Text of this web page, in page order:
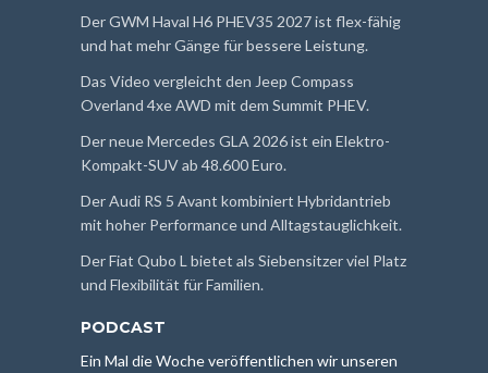
Der GWM Haval H6 PHEV35 2027 ist flex-fähig
und hat mehr Gänge für bessere Leistung.
Das Video vergleicht den Jeep Compass
Overland 4xe AWD mit dem Summit PHEV.
Der neue Mercedes GLA 2026 ist ein Elektro-
Kompakt-SUV ab 48.600 Euro.
Der Audi RS 5 Avant kombiniert Hybridantrieb
mit hoher Performance und Alltagstauglichkeit.
Der Fiat Qubo L bietet als Siebensitzer viel Platz
und Flexibilität für Familien.
PODCAST
Ein Mal die Woche veröffentlichen wir unseren